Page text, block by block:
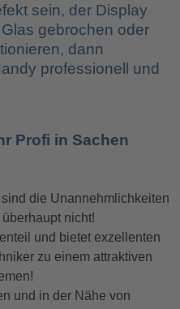
sein, der Display
gebrochen oder
dann
professionell und
Profi in Sachen
die Unannehmlichkeiten
nicht!
und bietet exzellenten
zu einem attraktiven
und in der Nähe von